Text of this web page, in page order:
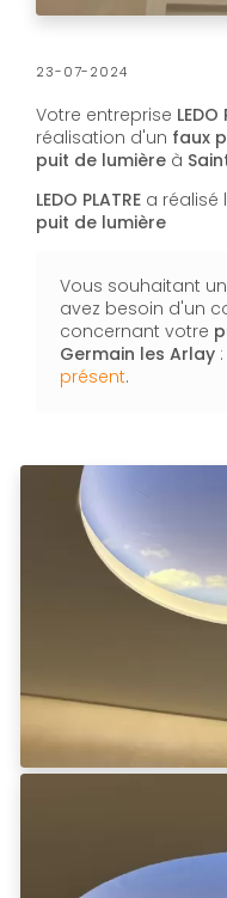
23-07-2024
Votre entreprise LEDO
réalisation d'un faux
puit de lumière à
LEDO PLATRE a réalisé
puit de lumière
Vous souhaitant
avez besoin d'un
concernant votre
Germain les Arlay :
présent.